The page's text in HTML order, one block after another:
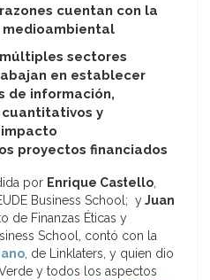
cuentan con la
sectores
en establecer
de información,
y
proyectos financiados
por Enrique Castello,
Business School; yJuan
de Finanzas Éticas y
School, contó con la
, de Linklaters, y quien dio
y todos los aspectos